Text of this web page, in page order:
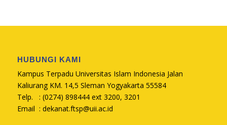
HUBUNGI KAMI
Kampus Terpadu Universitas Islam Indonesia Jalan
Kaliurang KM. 14,5 Sleman Yogyakarta 55584
Telp. : (0274) 898444 ext 3200, 3201
Email : dekanat.ftsp@uii.ac.id